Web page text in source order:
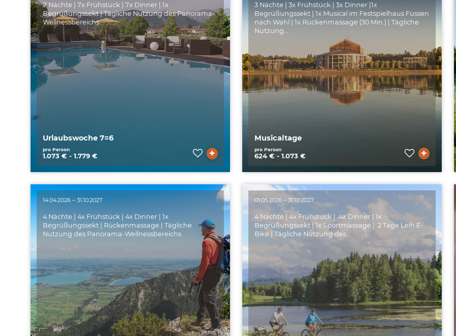
7 Nächte | 7x Frühstück | 7x Dinner | 1x
Begrüßungssekt | Tägliche Nutzung des Panorama-
Wellnessbereichs
Urlaubswoche 7=6
pro Person
1.073 € - 1.779 €
3 Nächte | 3x Frühstück | 3x Dinner |1x
Begrüßungssekt | 1x Musical im Festspielhaus Füssen
nach Wahl | 1x Rückenmassage (30 Min.) | Tägliche
Nutzung…
Musicaltage
pro Person
624 € - 1.073 €
14.04.2026 – 31.10.2027
4 Nächte | 4x Frühstück | 4x Dinner | 1x
Begrüßungssekt | Rückenmassage | Tägliche
Nutzung des Panorama-Wellnessbereichs
01.05.2026 – 31.10.2027
4 Nächte | 4x Frühstück | ️ 4x Dinner | 1x
Begrüßungssekt | 1x Sportmassage | 2 Tage Leih E-
Bike | Tägliche Nutzung des…